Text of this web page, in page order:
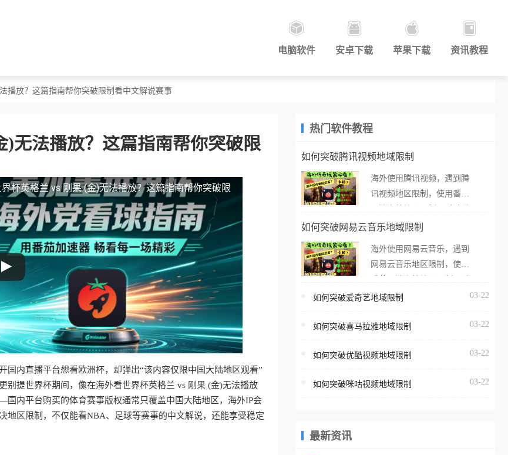
电脑软件 安卓下载 苹果下载 资讯教程
播放？这篇指南帮你突破限制看中文解说赛事
)无法播放？这篇指南帮你突破限
杯英格兰 vs 刚果 (金)无法播放？这篇指南帮你突破限
内直播平台想看欧洲杯，却弹出“该内容仅限中国大陆地区观看”
提世界杯期间，像在海外看世界杯英格兰 vs 刚果 (金)无法播放
内平台购买的体育赛事版权通常只覆盖中国大陆地区，海外IP会
区限制，不仅能看NBA、足球等赛事的中文解说，还能享受稳定
热门软件教程
如何突破腾讯视频地域限制
海外使用腾讯视频，遇到腾
讯视频地区限制，使用番茄
外打开腾讯视频，却突然弹
地区无法播放”的提示语。
海外用户如香港、澳门、台
亚、欧洲等国家和地区时，
台一样，出现地区及版权限
地区播放。 遇到这个问题的
如何突破网易云音乐地域限制
海外使用网易云音乐，遇到
网易云音乐地区限制，使用
在海外打开网易云音乐，却
所在的地区无法播放”的提示
门、台湾、美国、加拿大、
区时，网易云音乐也会像其
如何突破爱奇艺地域限制 03-22
如何突破喜马拉雅地域限制 03-22
如何突破优酷视频地域限制 03-22
如何突破咪咕视频地域限制 03-22
最新资讯